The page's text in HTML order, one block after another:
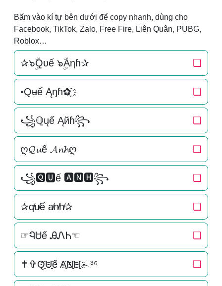
Bấm vào kí tự bên dưới để copy nhanh, dùng cho
Facebook, TikTok, Zalo, Free Fire, Liên Quân, PUBG,
Roblox…
✰๖ۣۜQυế ๖ۣۜAηɦ✰ ❏
•Qʉế Ąŋɦ✿҈ ❏
꧁ℚųế Ąйɦ꧂ ❏
ღ𝓠𝓾ế 𝓐𝓷𝓱ღ ❏
꧁🆀🆄ế 🅰🅽🅷꧂ ❏
✰q̸u̸ế a̸n̸h̸✰ ❏
☞ᏄᏌế ᎯᏁᏂ☜ ❏
✝✞Q҈U҈҈ế A҈N҈҈H҈҈︵³⁶ ❏